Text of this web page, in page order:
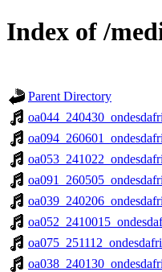
Index of /
Parent Directory